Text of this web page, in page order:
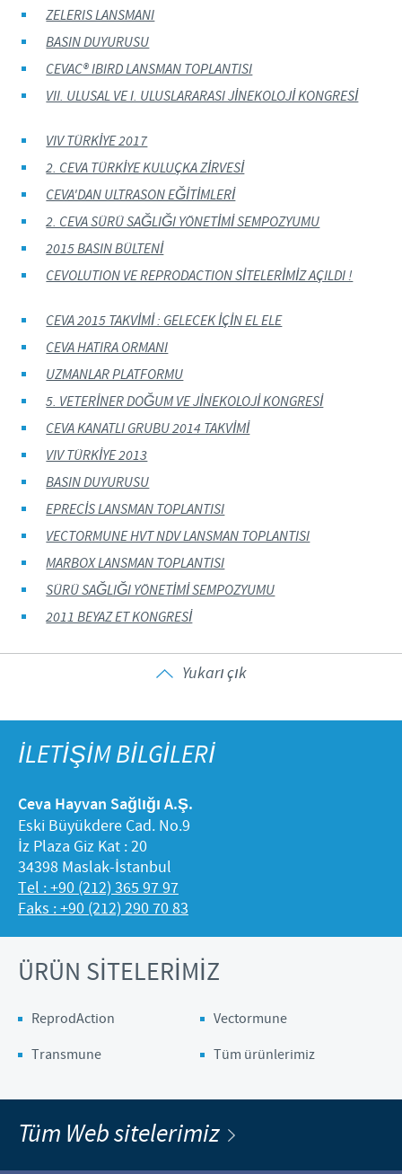
ZELERIS LANSMANI
BASIN DUYURUSU
CEVAC® IBIRD LANSMAN TOPLANTISI
VII. ULUSAL VE I. ULUSLARARASI JİNEKOLOJİ KONGRESİ
VIV TÜRKİYE 2017
2. CEVA TÜRKİYE KULUÇKA ZİRVESİ
CEVA'DAN ULTRASON EĞİTİMLERİ
2. CEVA SÜRÜ SAĞLIĞI YÖNETİMİ SEMPOZYUMU
2015 BASIN BÜLTENİ
CEVOLUTION VE REPRODACTION SİTELERİMİZ AÇILDI !
CEVA 2015 TAKVİMİ : GELECEK İÇİN EL ELE
CEVA HATIRA ORMANI
UZMANLAR PLATFORMU
5. VETERİNER DOĞUM VE JİNEKOLOJİ KONGRESİ
CEVA KANATLI GRUBU 2014 TAKVİMİ
VIV TÜRKİYE 2013
BASIN DUYURUSU
EPRECİS LANSMAN TOPLANTISI
VECTORMUNE HVT NDV LANSMAN TOPLANTISI
MARBOX LANSMAN TOPLANTISI
SÜRÜ SAĞLIĞI YÖNETİMİ SEMPOZYUMU
2011 BEYAZ ET KONGRESİ
Yukarı çık
İLETİŞİM BİLGİLERİ
Ceva Hayvan Sağlığı A.Ş.
Eski Büyükdere Cad. No.9
İz Plaza Giz Kat : 20
34398 Maslak-İstanbul
Tel : +90 (212) 365 97 97
Faks : +90 (212) 290 70 83
ÜRÜN SİTELERİMİZ
ReprodAction
Vectormune
Transmune
Tüm ürünlerimiz
Tüm Web sitelerimiz